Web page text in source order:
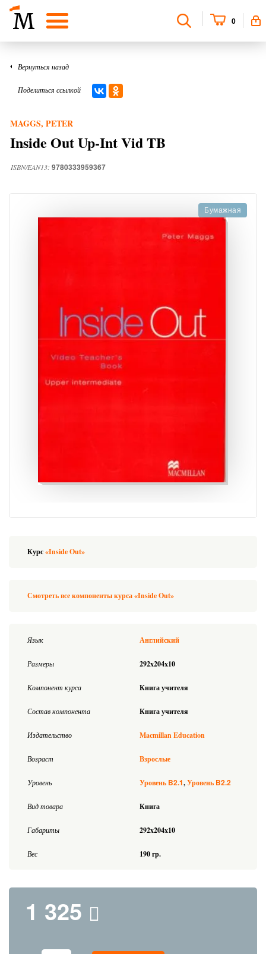
0
Вернуться назад
Поделиться ссылкой
MAGGS, PETER
Inside Out Up-Int Vid TB
ISBN/EAN13: 9780333959367
Бумажная
Курс«Inside Out»
Смотреть все компоненты курса «Inside Out»
Язык Английский
Размеры 292x204x10
Компонент курса Книга учителя
Состав компонента Книга учителя
Издательство Macmillan Education
Возраст Взрослые
Уровень Уровень B2.1 Уровень B2.2
Вид товара Книга
Габариты 292x204x10
Вес 190 гр.
1 325